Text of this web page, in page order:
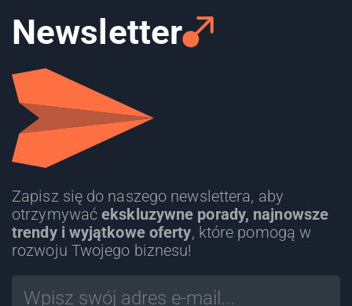
Newsletter
Zapisz się do naszego newslettera, aby
otrzymywaćekskluzywne porady, najnowsze
trendy i wyjątkowe oferty, które pomogą w
rozwoju Twojego biznesu!